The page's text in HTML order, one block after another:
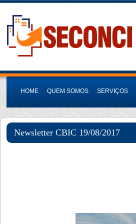
HOME QUEM SOMOS SERVIÇOS
Newsletter CBIC 19/08/2017